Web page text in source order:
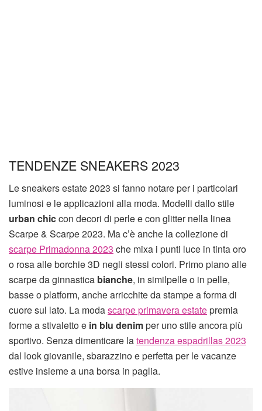
TENDENZE SNEAKERS 2023
Le sneakers estate 2023 si fanno notare per i particolari
luminosi e le applicazioni alla moda. Modelli dallo stile
urban chiccon decori di perle e con glitter nella linea
Scarpe & Scarpe 2023. Ma c’è anche la collezione di
scarpe Primadonna 2023 che mixa i punti luce in tinta oro
o rosa alle borchie 3D negli stessi colori. Primo piano alle
scarpe da ginnastica bianche, in similpelle o in pelle,
basse o platform, anche arricchite da stampe a forma di
cuore sul lato. La modascarpe primavera estatepremia
forme a stivaletto e in blu denimper uno stile ancora più
sportivo. Senza dimenticare latendenza espadrillas 2023
dal look giovanile, sbarazzino e perfetta per le vacanze
estive insieme a una borsa in paglia.